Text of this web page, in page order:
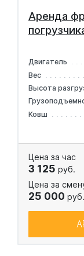
Аренда
Двигатель
Вес
Высота
Ковш
Цена за час
3 125 руб.
Цена за
25 000 руб.